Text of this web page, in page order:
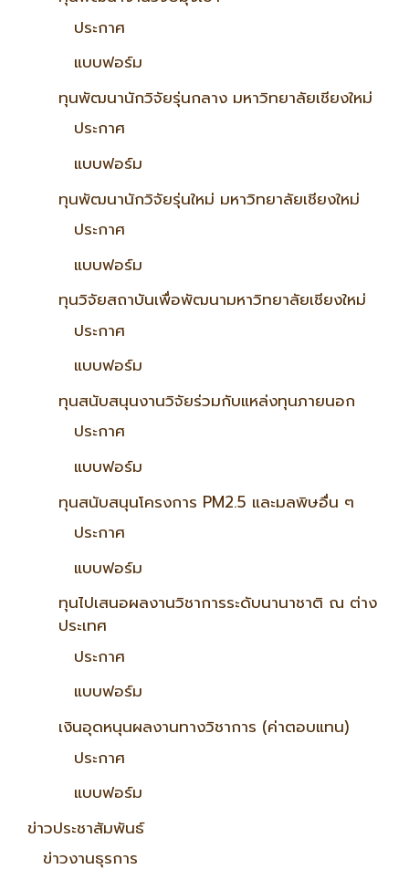
ประกาศ
แบบฟอร์ม
ทุนพัฒนานักวิจัยรุ่นกลาง มหาวิทยาลัยเชียงใหม่
ประกาศ
แบบฟอร์ม
ทุนพัฒนานักวิจัยรุ่นใหม่ มหาวิทยาลัยเชียงใหม่
ประกาศ
แบบฟอร์ม
ทุนวิจัยสถาบันเพื่อพัฒนามหาวิทยาลัยเชียงใหม่
ประกาศ
แบบฟอร์ม
ทุนสนับสนุนงานวิจัยร่วมกับแหล่งทุนภายนอก
ประกาศ
แบบฟอร์ม
ทุนสนับสนุนโครงการ PM2.5 และมลพิษอื่น ๆ
ประกาศ
แบบฟอร์ม
ทุนไปเสนอผลงานวิชาการระดับนานาชาติ ณ ต่าง
ประเทศ
ประกาศ
แบบฟอร์ม
เงินอุดหนุนผลงานทางวิชาการ (ค่าตอบแทน)
ประกาศ
แบบฟอร์ม
ข่าวประชาสัมพันธ์
ข่าวงานธุรการ